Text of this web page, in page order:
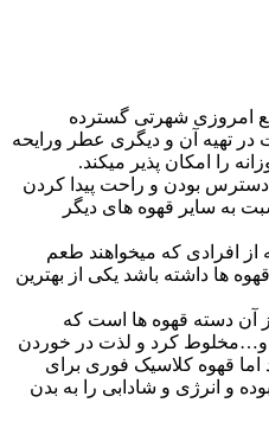
امروزی شهرتی گسترده
تهیه آن و دیگری عطر ورایحه
را امکان پذیر میکند.
بودن و راحت پیدا کردن
به سایر قهوه های دیگر
افرادی که میخواهند طعم
ها داشته باشد یکی از بهترین
آن دسته قهوه ها است که
و…مخلوط کرد و لذت در خوردن
اما قهوه کلاسیک فوری برای
و انرژی و شادابی را به بدن